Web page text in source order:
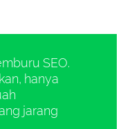
SEO.
hanya
jarang